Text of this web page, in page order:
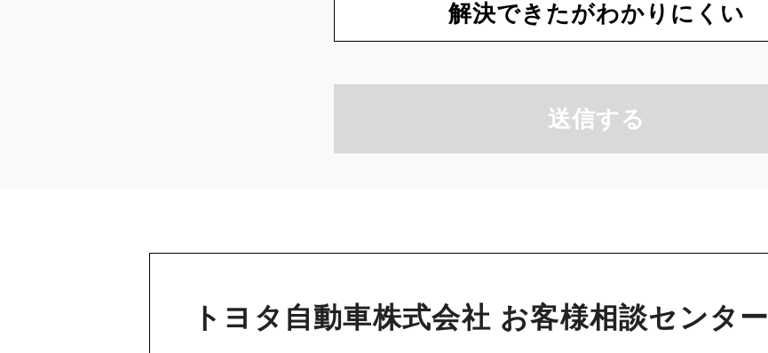
解決できたがわかりにくい
送信する
トヨタ自動車株式会社 お客様相談センター